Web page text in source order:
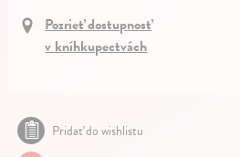
Pozrieť dostupnosť
v kníhkupectvách
Pridať do wishlistu